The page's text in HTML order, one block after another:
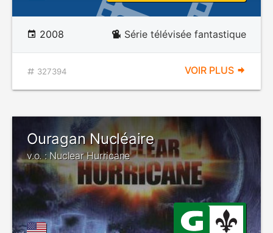
2008 Série télévisée fantastique
327394 VOIR PLUS
Ouragan Nucléaire
v.o. : Nuclear Hurricane